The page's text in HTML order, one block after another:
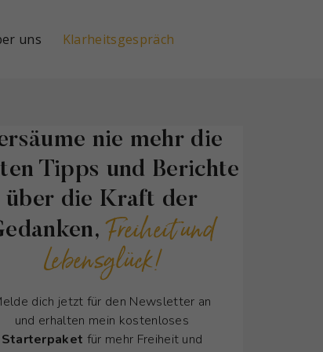
uns Klarheitsgespräch
nie mehr die
Tipps und Berichte
über die Kraft der
Freiheit und
Lebensglück!
dich jetzt für den Newsletter an
und erhalten mein kostenloses
Starterpaket für mehr Freiheit und